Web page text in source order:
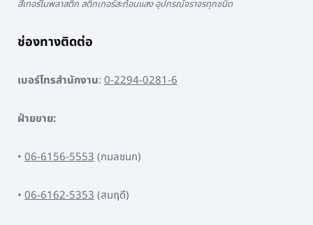
สีเทอร์โมพลาสติก สติ๊กเกอร์สะท้อนแสง อุปกรณ์จราจรทุกชนิด
ช่องทางติดต่อ
เบอร์โทรสำนักงาน: 0-2294-0281-6
ฝ่ายขาย:
• 06-6156-5553(กมลชนก)
• 06-6162-5353(สมฤดี)